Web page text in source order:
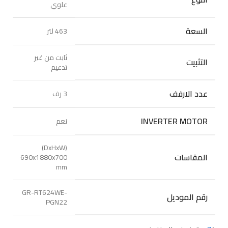
علوي
السعة 463 لتر
التثبيت ثابت من غير
تدعيم
عدد الارفف 3 رف
INVERTER MOTOR نعم
المقاسات
(DxHxW)
690x1880x700
mm
رقم الموديل GR-RT624WE-
PGN22